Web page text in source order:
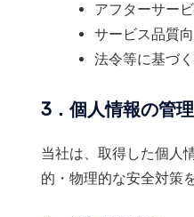
アフターサー
サービス品質
法令等に基づ
3．個人情報の管
当社は、取得した個人
的・物理的な安全対策